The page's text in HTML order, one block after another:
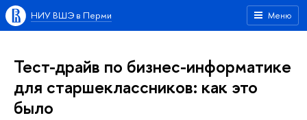
Меню
НИУ ВШЭ в Перми
Тест-драйв по бизнес-информатике
для старшеклассников: как это
было